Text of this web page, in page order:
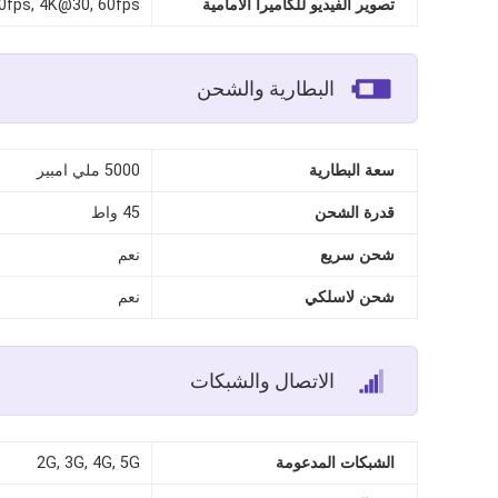
تصوير الفيديو للكاميرا الأمامية 4K@30, 60fps
البطارية والشحن
سعة البطارية 5000 ملي امبير
قدرة الشحن 45 واط
شحن سريع نعم
شحن لاسلكي نعم
الاتصال والشبكات
الشبكات المدعومة 2G, 3G, 4G, 5G